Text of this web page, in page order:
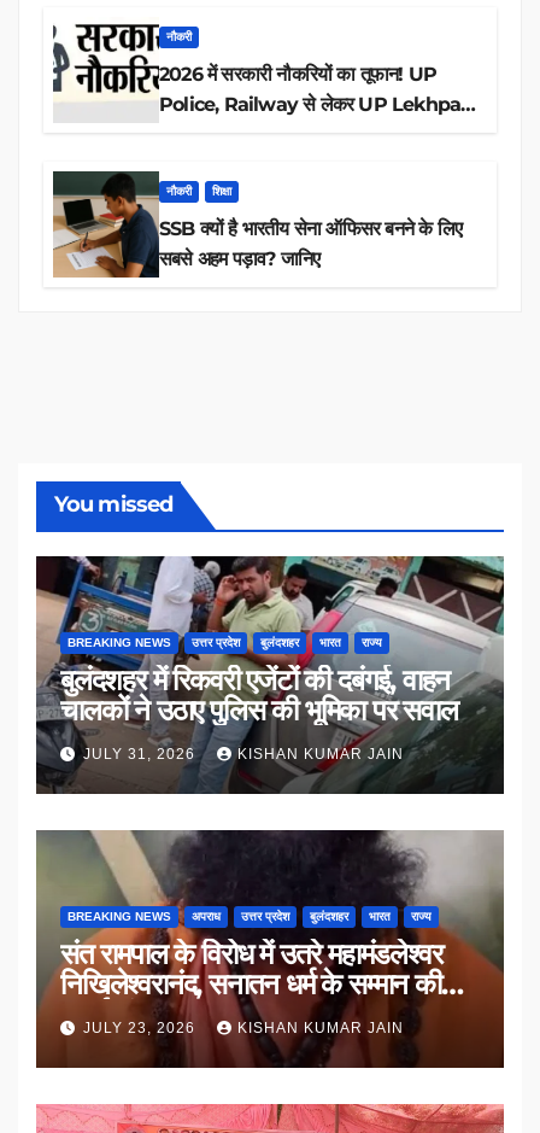
नौकरी
2026 में सरकारी नौकरियों का तूफान! UP
Police, Railway से लेकर UP Lekhpal
नौकरी शिक्षा
SSB क्यों है भारतीय सेना ऑफिसर बनने के लिए
सबसे अहम पड़ाव? जानिए
You missed
BREAKING NEWS उत्तर प्रदेश बुलंदशहर भारत राज्य
बुलंदशहर में रिकवरी एजेंटों की दबंगई, वाहन
चालकों ने उठाए पुलिस की भूमिका पर सवाल
JULY 31, 2026 KISHAN KUMAR JAIN
BREAKING NEWS अपराध उत्तर प्रदेश बुलंदशहर भारत राज्य
संत रामपाल के विरोध में उतरे महामंडलेश्वर
निखिलेश्वरानंद, सनातन धर्म के सम्मान की
उठाई मांग
JULY 23, 2026 KISHAN KUMAR JAIN